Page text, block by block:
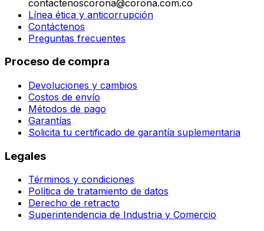
contactenoscorona@corona.com.co
Línea ética y anticorrupción
Contáctenos
Preguntas frecuentes
Proceso de compra
Devoluciones y cambios
Costos de envío
Métodos de pago
Garantías
Solicita tu certificado de garantía suplementaria
Legales
Términos y condiciones
Política de tratamiento de datos
Derecho de retracto
Superintendencia de Industria y Comercio